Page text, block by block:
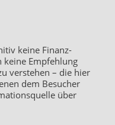
keine Finanz-
keine Empfehlung
verstehen – die hier
dem Besucher
über